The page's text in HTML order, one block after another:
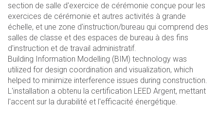
section de salle d'exercice de cérémonie conçue pour les
exercices de cérémonie et autres activités à grande
échelle, et une zone d'instruction/bureau qui comprend des
salles de classe et des espaces de bureau à des fins
d'instruction et de travail administratif.
Building Information Modelling (BIM) technology was
utilized for design coordination and visualization, which
helped to minimize interference issues during construction.
L'installation a obtenu la certification LEED Argent, mettant
l'accent sur la durabilité et l'efficacité énergétique.